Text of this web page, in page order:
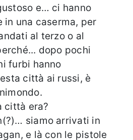
e… ci hanno
una caserma, per
al terzo o al
dopo pochi
furbi hanno
città ai russi, è
città era?
siamo arrivati in
e là con le pistole